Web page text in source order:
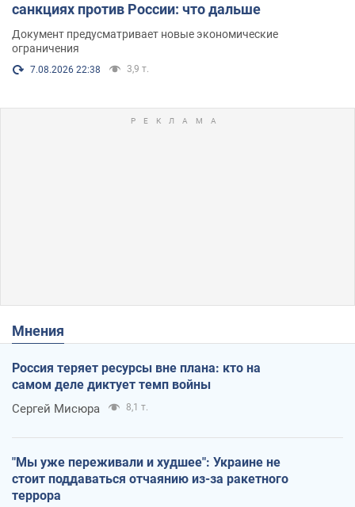
санкциях против России: что дальше
Документ предусматривает новые экономические
ограничения
7.08.2026 22:38 3,9 т.
Мнения
Россия теряет ресурсы вне плана: кто на
самом деле диктует темп войны
Сергей Мисюра 8,1 т.
"Мы уже переживали и худшее": Украине не
стоит поддаваться отчаянию из-за ракетного
террора